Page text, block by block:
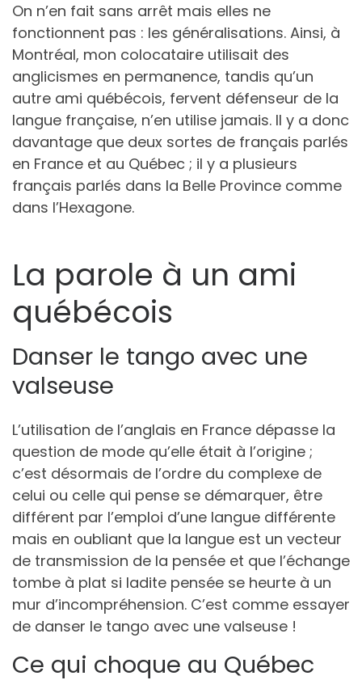
On n’en fait sans arrêt mais elles ne
fonctionnent pas : les généralisations. Ainsi, à
Montréal, mon colocataire utilisait des
anglicismes en permanence, tandis qu’un
autre ami québécois, fervent défenseur de la
langue française, n’en utilise jamais. Il y a donc
davantage que deux sortes de français parlés
en France et au Québec ; il y a plusieurs
français parlés dans la Belle Province comme
dans l’Hexagone.
La parole à un ami
québécois
Danser le tango avec une
valseuse
L’utilisation de l’anglais en France dépasse la
question de mode qu’elle était à l’origine ;
c’est désormais de l’ordre du complexe de
celui ou celle qui pense se démarquer, être
différent par l’emploi d’une langue différente
mais en oubliant que la langue est un vecteur
de transmission de la pensée et que l’échange
tombe à plat si ladite pensée se heurte à un
mur d’incompréhension. C’est comme essayer
de danser le tango avec une valseuse !
Ce qui choque au Québec